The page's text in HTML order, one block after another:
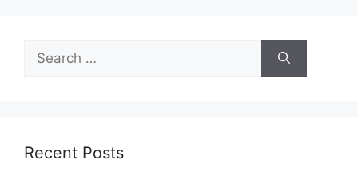
for:
Recent Posts